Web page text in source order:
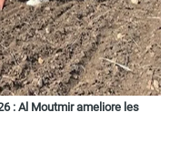
: Al Moutmir ameliore les